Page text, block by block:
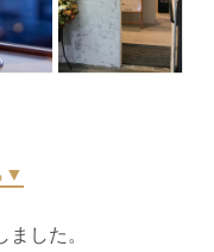
▼
した。